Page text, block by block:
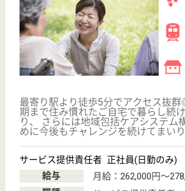
医療法人社団 野﨑クリニック
東京都杉並区阿
佐谷南3-37-13
阿佐ヶ谷駅徒歩
4分
クリニック, 居
宅介護支援事業
所, 訪問介護, 訪
ク・居宅介護支援事業所・訪問介護を運営していま
す。 ぜひ各求人をご覧ください。
サービス提供責任者 正社員(日勤のみ)
給与
月給：250,000円〜285,000円
職種
サービス提供責任者
給料多め 未経験OK
育休・産休
駅徒歩10分以内